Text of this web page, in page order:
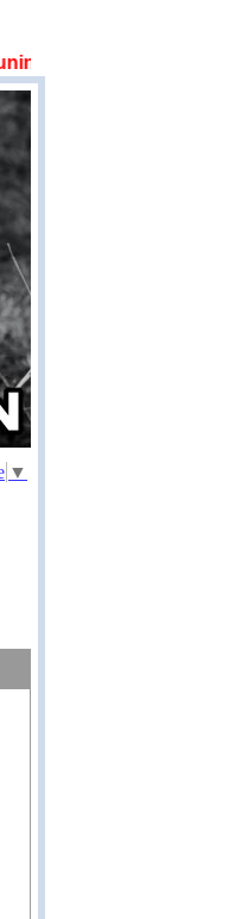
Mehr Tiefe, mehr
▼